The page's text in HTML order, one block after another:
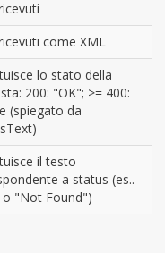
come XML
lo stato della
200: "OK"; >= 400:
(spiegato da
il testo
a status (es..
o "Not Found")